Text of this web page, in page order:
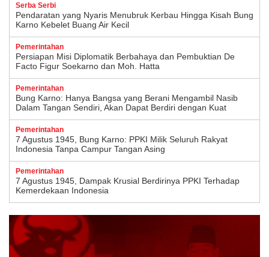
Serba Serbi
Pendaratan yang Nyaris Menubruk Kerbau Hingga Kisah Bung
Karno Kebelet Buang Air Kecil
Pemerintahan
Persiapan Misi Diplomatik Berbahaya dan Pembuktian De
Facto Figur Soekarno dan Moh. Hatta
Pemerintahan
Bung Karno: Hanya Bangsa yang Berani Mengambil Nasib
Dalam Tangan Sendiri, Akan Dapat Berdiri dengan Kuat
Pemerintahan
7 Agustus 1945, Bung Karno: PPKI Milik Seluruh Rakyat
Indonesia Tanpa Campur Tangan Asing
Pemerintahan
7 Agustus 1945, Dampak Krusial Berdirinya PPKI Terhadap
Kemerdekaan Indonesia